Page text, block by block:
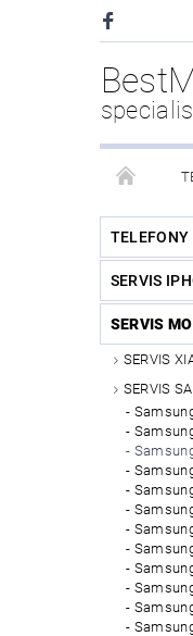
CHYTRÉ
KDO
TELEFONY
SERVIS
SERVIS
SERVIS
SERVIS